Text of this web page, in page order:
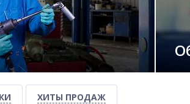
ХИТЫ ПРОДАЖ